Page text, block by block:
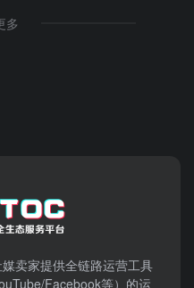
多
卖家提供全链路运营工具
Facebook等）​的运